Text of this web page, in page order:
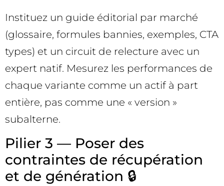
Instituez un guide éditorial par marché
(glossaire, formules bannies, exemples, CTA
types) et un circuit de relecture avec un
expert natif. Mesurez les performances de
chaque variante comme un actif à part
entière, pas comme une « version »
subalterne.
Pilier 3 — Poser des
contraintes de récupération
et de génération 🔒